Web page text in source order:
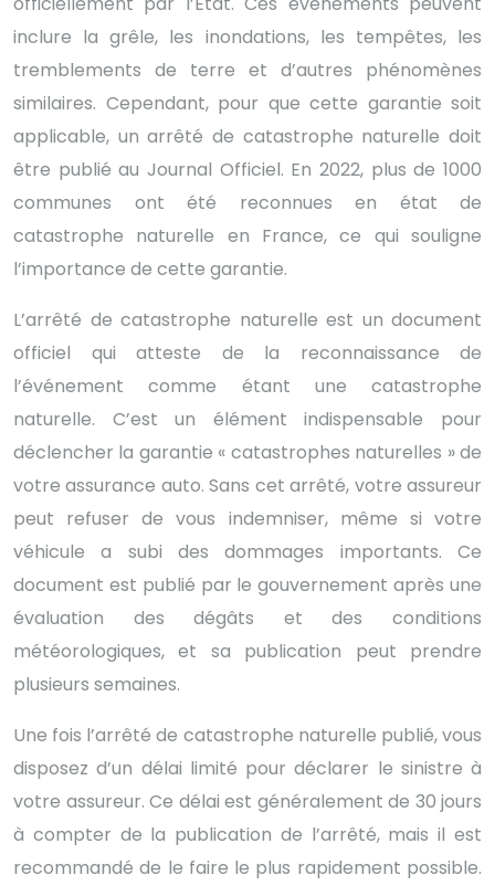
inclure la grêle, les inondations, les tempêtes, les
tremblements de terre et d’autres phénomènes
similaires. Cependant, pour que cette garantie soit
applicable, un arrêté de catastrophe naturelle doit
être publié au Journal Officiel. En 2022, plus de 1000
communes ont été reconnues en état de
catastrophe naturelle en France, ce qui souligne
l’importance de cette garantie.
L’arrêté de catastrophe naturelle est un document
officiel qui atteste de la reconnaissance de
l’événement comme étant une catastrophe
naturelle. C’est un élément indispensable pour
déclencher la garantie « catastrophes naturelles » de
votre assurance auto. Sans cet arrêté, votre assureur
peut refuser de vous indemniser, même si votre
véhicule a subi des dommages importants. Ce
document est publié par le gouvernement après une
évaluation des dégâts et des conditions
météorologiques, et sa publication peut prendre
plusieurs semaines.
Une fois l’arrêté de catastrophe naturelle publié, vous
disposez d’un délai limité pour déclarer le sinistre à
votre assureur. Ce délai est généralement de 30 jours
à compter de la publication de l’arrêté, mais il est
recommandé de le faire le plus rapidement possible.